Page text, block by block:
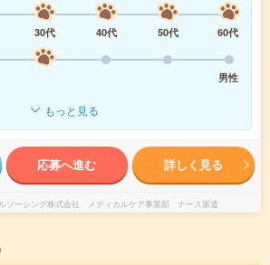
30代 40代 50代
60代
男性
もっと見る
応募へ進む 詳しく見る
ソーシング株式会社 メディカルケア事業部 ナース派遣